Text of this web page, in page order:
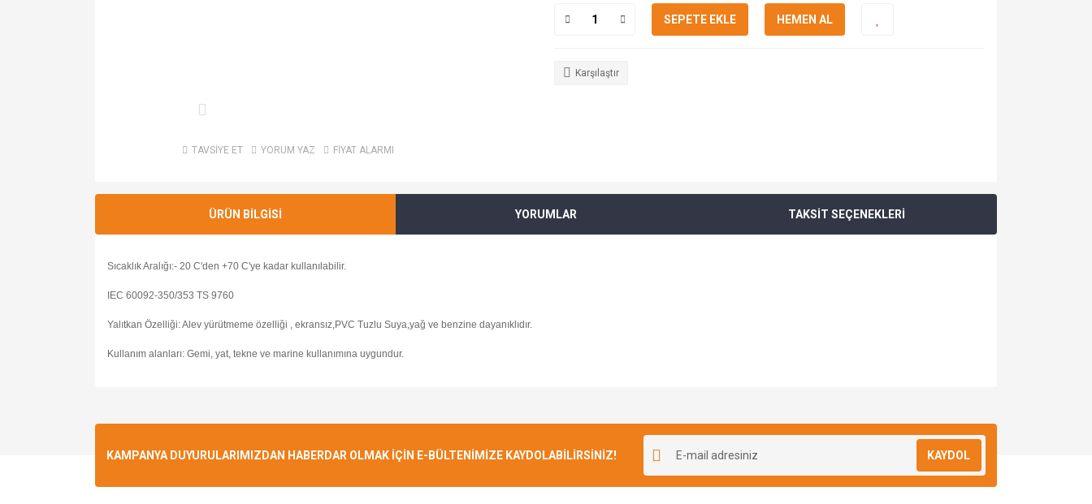
TAVSİYE ET YORUM YAZ FİYAT ALARMI
SEPETE EKLE HEMEN AL
Karşılaştır
ÜRÜN BİLGİSİ YORUMLAR TAKSİT SEÇENEKLERİ
Sıcaklık Aralığı:- 20 C'den +70 C'ye kadar kullanılabilir.
IEC 60092-350/353 TS 9760
Yalıtkan Özelliği: Alev yürütmeme özelliği , ekransız,PVC Tuzlu Suya,yağ ve benzine dayanıklıdır.
Kullanım alanları: Gemi, yat, tekne ve marine kullanımına uygundur.
KAMPANYA DUYURULARIMIZDAN HABERDAR OLMAK İÇİN E-BÜLTENİMİZE KAYDOLABİLİRSİNİZ! KAYDOL